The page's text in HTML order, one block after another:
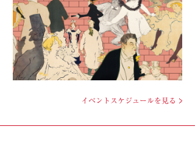
イベントスケジュールを見る